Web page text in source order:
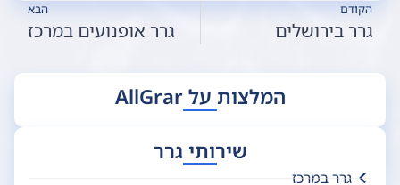
הקודם
גרר בירושלים
הבא
גרר אופנועים במרכז
המלצות על AllGrar
שירותי גרר
גרר במרכז